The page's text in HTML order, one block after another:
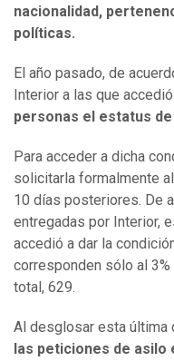
nacionalidad,
políticas.
El año pasado, de
Interior a las que
personas el estatus
Para acceder a dicha
solicitarla formalmente
10 días posteriores. De
entregadas por Interior,
accedió a dar la
corresponden sólo al
total, 629.
Al desglosar esta última
las peticiones de